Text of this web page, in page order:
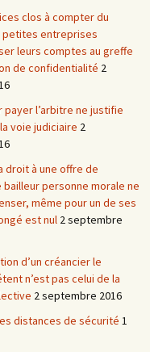
clos à compter du
petites entreprises
leurs comptes au greffe
de confidentialité 2
payer l’arbitre ne justifie
voie judiciaire 2
droit à une offre de
personne morale ne
même pour un de ses
est nul 2 septembre
d’un créancier le
n’est pas celui de la
2 septembre 2016
distances de sécurité 1